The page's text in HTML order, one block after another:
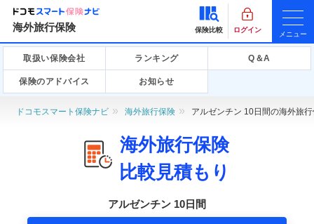
海外旅行保険 保険比較 ログイン
メニュー
取扱い保険会社 ランキング Q＆A
保険のアドバイス お知らせ
ドコモスマート保険ナビ 海外旅行保険 アルゼンチン 10日間の海外旅
海外旅行保険
比較見積もり
アルゼンチン 10日間